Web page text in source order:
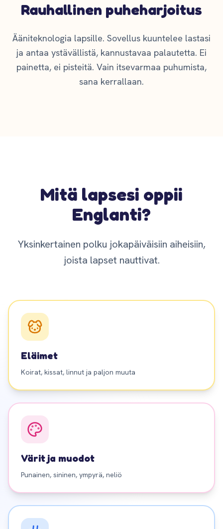
Rauhallinen puheharjoitus
Ääniteknologia lapsille. Sovellus kuuntelee lastasi
ja antaa ystävällistä, kannustavaa palautetta. Ei
painetta, ei pisteitä. Vain itsevarmaa puhumista,
sana kerrallaan.
Mitä lapsesi oppii
Englanti?
Yksinkertainen polku jokapäiväisiin aiheisiin,
joista lapset nauttivat.
Eläimet
Koirat, kissat, linnut ja paljon muuta
Värit ja muodot
Punainen, sininen, ympyrä, neliö